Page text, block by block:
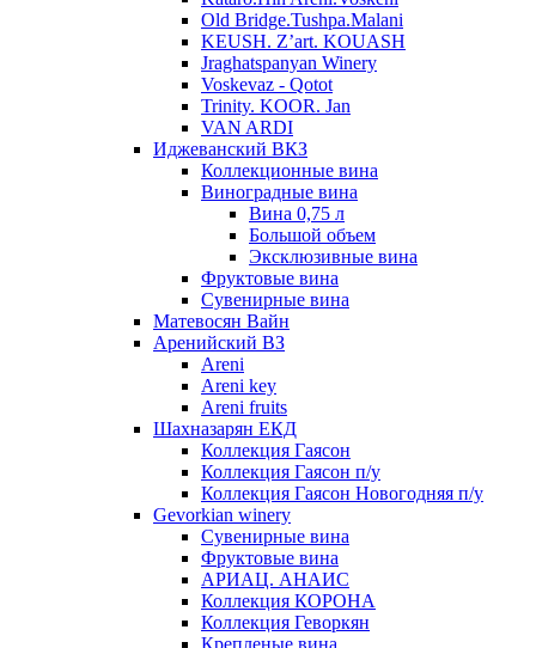
Old Bridge.Tushpa.Malani
KEUSH. Z’art. KOUASH
Jraghatspanyan Winery
Voskevaz - Qotot
Trinity. KOOR. Jan
VAN ARDI
Иджеванский ВКЗ
Коллекционные вина
Виноградные вина
Вина 0,75 л
Большой объем
Эксклюзивные вина
Фруктовые вина
Cувенирные вина
Матевосян Вайн
Аренийский ВЗ
Areni
Areni key
Areni fruits
Шахназарян ЕКД
Коллекция Гаясон
Коллекция Гаясон п/у
Коллекция Гаясон Новогодняя п/у
Gevorkian winery
Сувенирные вина
Фруктовые вина
АРИАЦ. АНАИС
Коллекция КОРОНА
Коллекция Геворкян
Крепленые вина